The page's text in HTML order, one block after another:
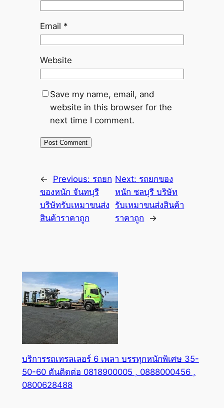
Email *
Website
Save my name, email, and
website in this browser for the
next time I comment.
← Previous: รถยก
ของหนัก จันทบุรี
บริษัทรับเหมาขนส่ง
สินค้าราคาถูก
Next: รถยกของ
หนัก ชลบุรี บริษัท
รับเหมาขนส่งสินค้า
ราคาถูก
→
บริการรถเทรลเลอร์ 6 เพลา บรรทุกหนักพิเศษ 35-
50-60 ตันติดต่อ 0818900005 , 0888000456 ,
0800628488